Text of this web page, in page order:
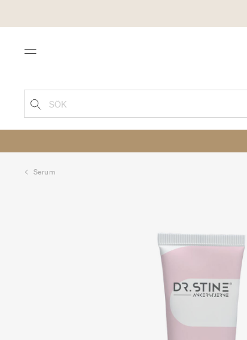
Menu
SÖK
Serum